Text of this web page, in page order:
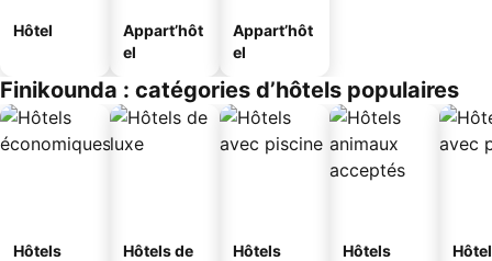
Hôtel
Appart’hôt
el
Appart’hôt
el
Finikounda : catégories d’hôtels populaires
Hôtels
Hôtels de
Hôtels
Hôtels